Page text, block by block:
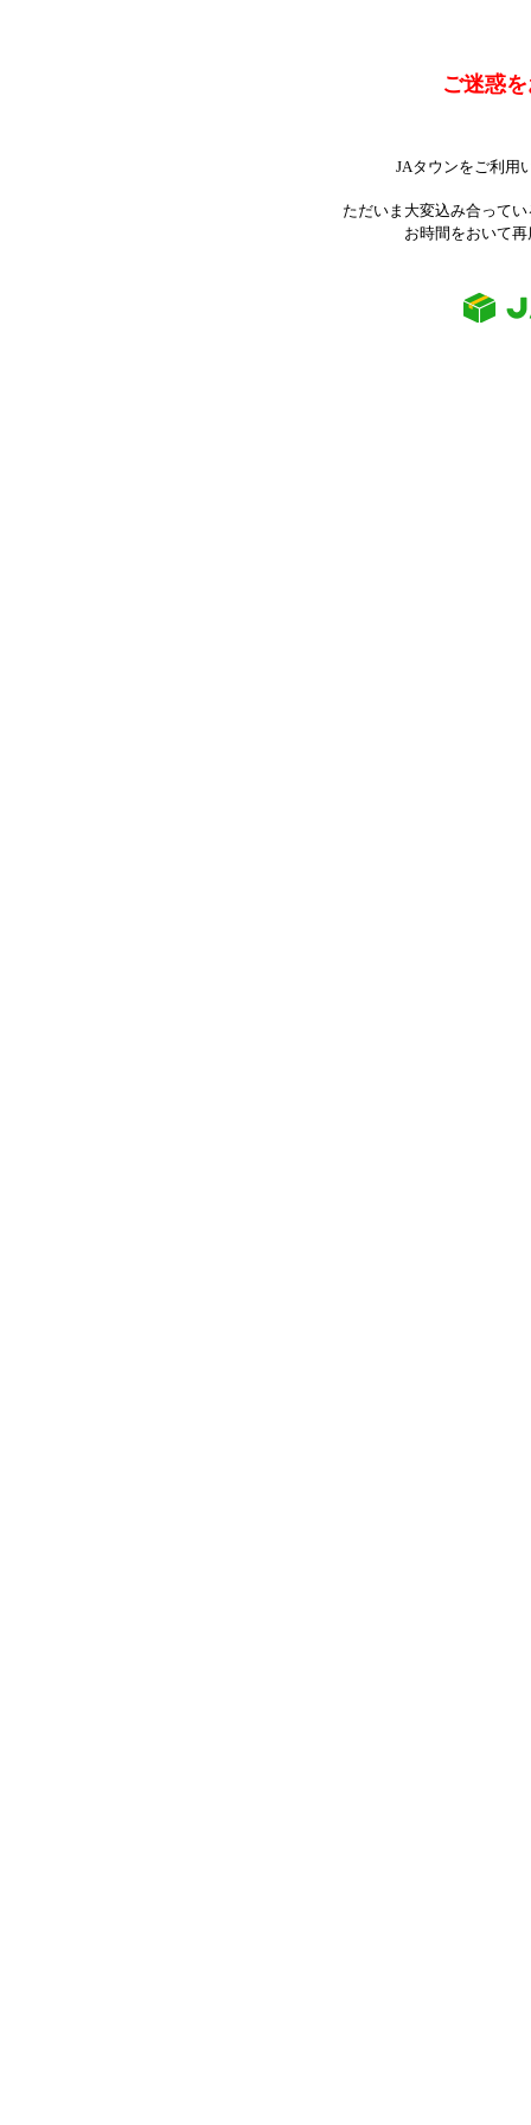
ご迷惑
JAタウンをご利用
ただいま大変込み合って
お時間をおいて